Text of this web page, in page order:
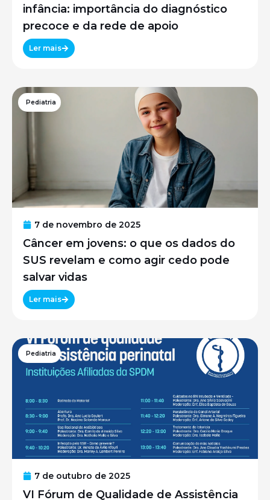
infância: importância do diagnóstico
precoce e da rede de apoio
Ler mais
Pediatria
7 de novembro de 2025
Câncer em jovens: o que os dados do
SUS revelam e como agir cedo pode
salvar vidas
Ler mais
Pediatria
7 de outubro de 2025
VI Fórum de Qualidade de Assistência